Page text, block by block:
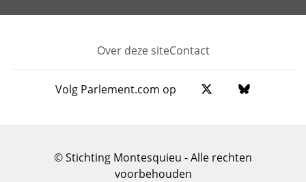
Footer
Over deze siteContact
Volg Parlement.com op
© Stichting Montesquieu - Alle rechten
voorbehouden